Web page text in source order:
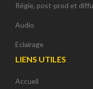
Régie, post-prod et
Audio
Eclairage
LIENS UTILES
Accueil